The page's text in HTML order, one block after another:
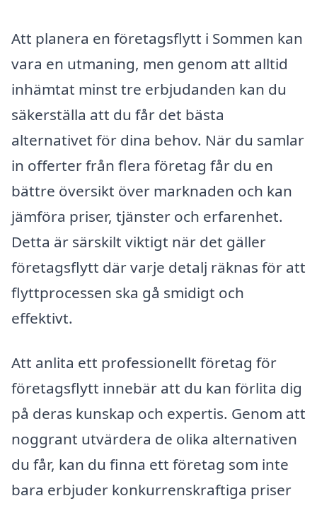
Att planera en företagsflytt i Sommen kan
vara en utmaning, men genom att alltid
inhämtat minst tre erbjudanden kan du
säkerställa att du får det bästa
alternativet för dina behov. När du samlar
in offerter från flera företag får du en
bättre översikt över marknaden och kan
jämföra priser, tjänster och erfarenhet.
Detta är särskilt viktigt när det gäller
företagsflytt där varje detalj räknas för att
flyttprocessen ska gå smidigt och
effektivt.
Att anlita ett professionellt företag för
företagsflytt innebär att du kan förlita dig
på deras kunskap och expertis. Genom att
noggrant utvärdera de olika alternativen
du får, kan du finna ett företag som inte
bara erbjuder konkurrenskraftiga priser